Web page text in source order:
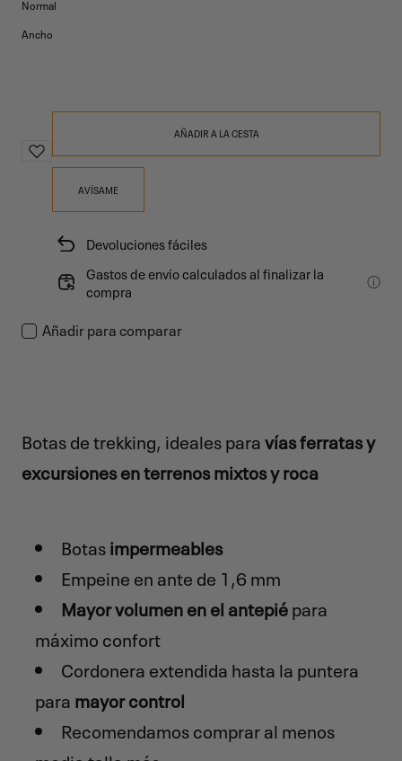
Normal
Ancho
AÑADIR A LA CESTA
AVÍSAME
Devoluciones fáciles
Gastos de envío calculados al finalizar la
compra
Añadir para comparar
Botas de trekking, ideales paravías ferratas y
excursiones en terrenos mixtos y roca
Botasimpermeables
Empeine en ante de 1,6 mm
Mayor volumen en el antepiépara
máximo confort
Cordonera extendida hasta la puntera
para mayor control
Recomendamos comprar al menos